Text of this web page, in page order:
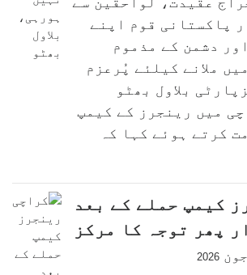
پاکستانی قوم اپنے
دشمن کے مذموم
ملانے کیلئے پُرعزم
بلاول بھٹو
میں رینجرز کے کیمپ
کرتے ہوئے کہا کہ
کیمپ حملے کے بعد
پھر توجہ کا مرکز
جون 2026